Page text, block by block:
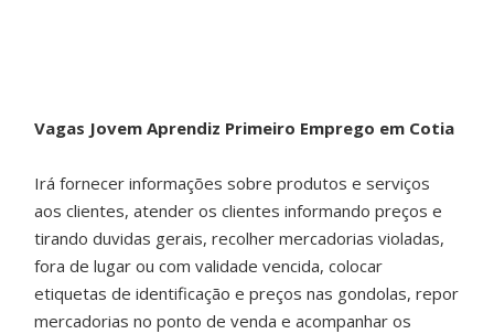
Vagas Jovem Aprendiz Primeiro Emprego em Cotia
Irá fornecer informações sobre produtos e serviços
aos clientes, atender os clientes informando preços e
tirando duvidas gerais, recolher mercadorias violadas,
fora de lugar ou com validade vencida, colocar
etiquetas de identificação e preços nas gondolas, repor
mercadorias no ponto de venda e acompanhar os